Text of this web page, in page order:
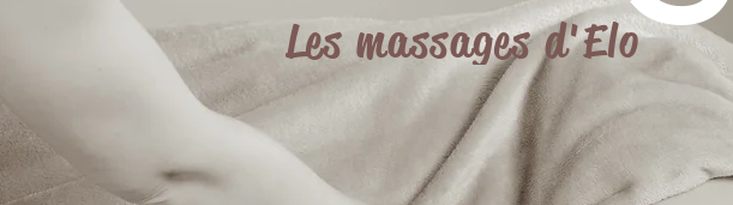
Les massages d'Elo